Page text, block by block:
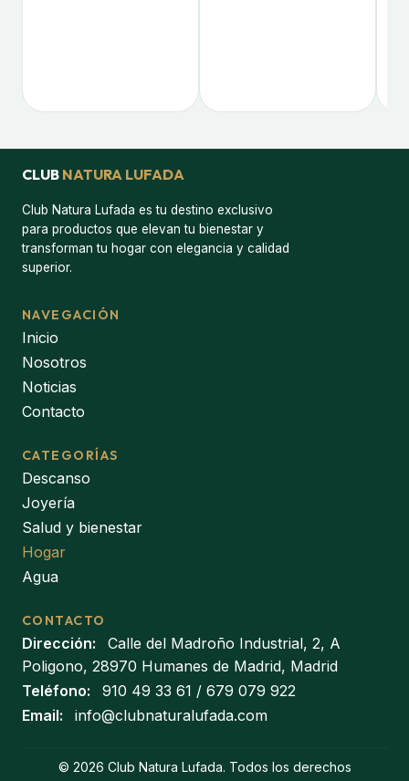
CLUB NATURA LUFADA
Club Natura Lufada es tu destino exclusivo
para productos que elevan tu bienestar y
transforman tu hogar con elegancia y calidad
superior.
NAVEGACIÓN
Inicio
Nosotros
Noticias
Contacto
CATEGORÍAS
Descanso
Joyería
Salud y bienestar
Hogar
Agua
CONTACTO
Dirección:
Calle del Madroño Industrial, 2, A
Poligono, 28970 Humanes de Madrid, Madrid
Teléfono:
910 49 33 61 / 679 079 922
Email:
info@clubnaturalufada.com
© 2026 Club Natura Lufada. Todos los derechos